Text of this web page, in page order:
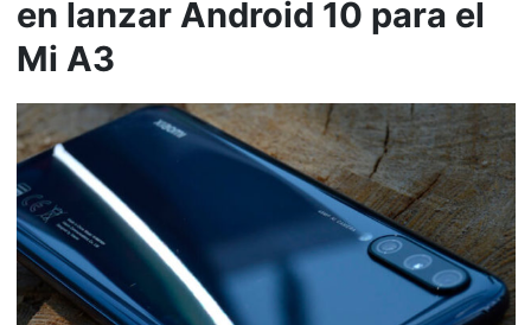
en lanzar Android 10 para el
Mi A3